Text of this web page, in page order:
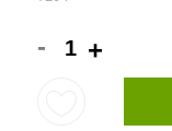
- +